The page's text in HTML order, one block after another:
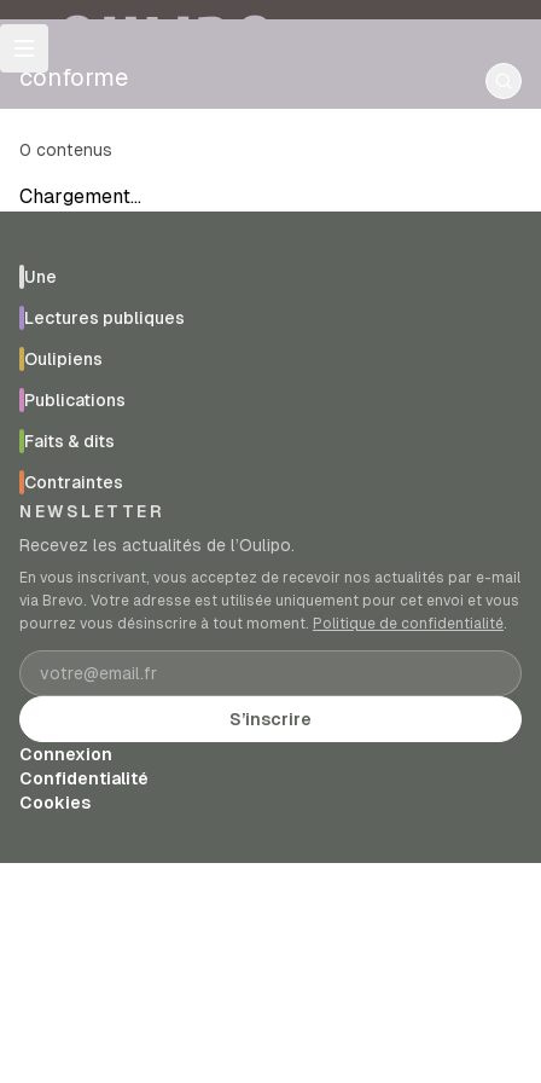
OULIPO
conforme
0 contenus
Chargement…
Une
Lectures publiques
Oulipiens
Publications
Faits & dits
Contraintes
NEWSLETTER
Recevez les actualités de l’Oulipo.
En vous inscrivant, vous acceptez de recevoir nos actualités par e-mail
via Brevo. Votre adresse est utilisée uniquement pour cet envoi et vous
pourrez vous désinscrire à tout moment. Politique de confidentialité.
Adresse e-mail
S’inscrire
Connexion
Confidentialité
Cookies